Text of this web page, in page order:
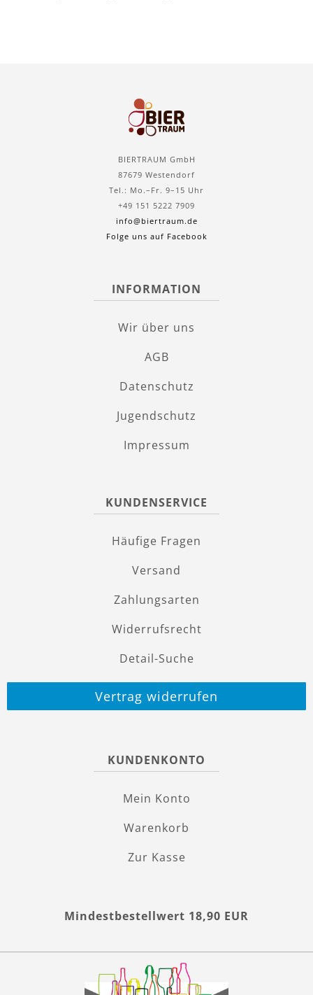
BIERTRAUM GmbH
87679 Westendorf
Tel.: Mo.–Fr. 9–15 Uhr
+49 151 5222 7909
info@biertraum.de
Folge uns auf Facebook
INFORMATION
Wir über uns
AGB
Datenschutz
Jugendschutz
Impressum
KUNDENSERVICE
Häufige Fragen
Versand
Zahlungsarten
Widerrufsrecht
Detail-Suche
Vertrag widerrufen
KUNDENKONTO
Mein Konto
Warenkorb
Zur Kasse
Mindestbestellwert 18,90 EUR